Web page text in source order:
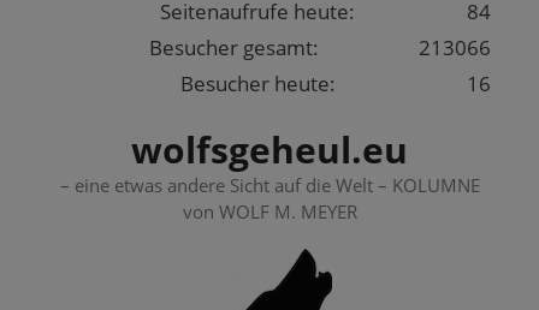
84
Seitenaufrufe heute:
213066
Besucher gesamt:
16
Besucher heute:
wolfsgeheul.eu
– eine etwas andere Sicht auf die Welt – KOLUMNE
von WOLF M. MEYER